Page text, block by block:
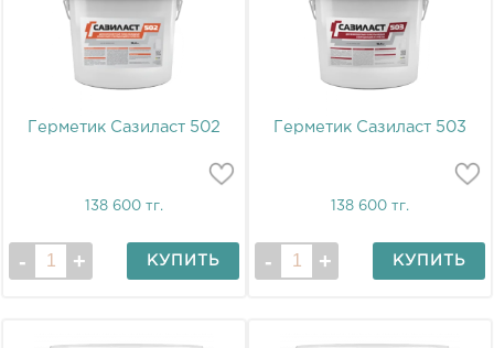
Герметик Сазиласт 502
138 600 тг.
КУПИТЬ
Герметик Сазиласт 503
138 600 тг.
КУПИТЬ